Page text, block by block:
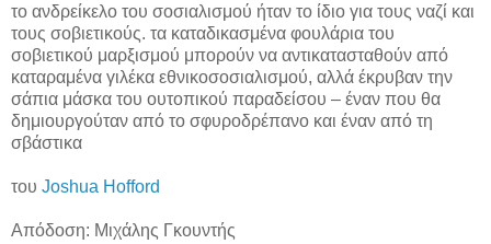
το ανδρείκελο του σοσιαλισμού ήταν το ίδιο για τους ναζί και
τους σοβιετικούς. τα καταδικασμένα φουλάρια του
σοβιετικού μαρξισμού μπορούν να αντικατασταθούν από
καταραμένα γιλέκα εθνικοσοσιαλισμού, αλλά έκρυβαν την
σάπια μάσκα του ουτοπικού παραδείσου – έναν που θα
δημιουργούταν από το σφυροδρέπανο και έναν από τη
σβάστικα
του Joshua Hofford
Απόδοση: Μιχάλης Γκουντής